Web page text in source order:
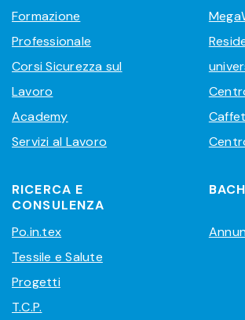
Formazione
Professionale
Corsi Sicurezza sul
Lavoro
Academy
Servizi al Lavoro
RICERCA E
CONSULENZA
Po.in.tex
Tessile e Salute
Progetti
T.C.P.